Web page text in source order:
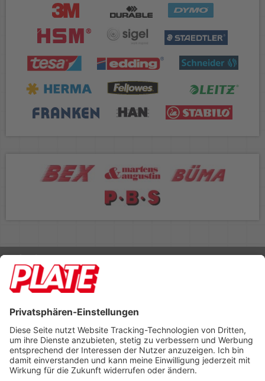
Rufen Sie uns an 04298 401-0
Lieferbedingungen Impressum
Footer anzeigen
PLATE Büromaterial Vertriebs GmbH
Hilligenwarf 5